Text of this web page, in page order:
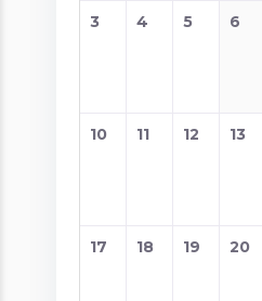
3 4 5 6
10 11 12 13
17 18 19 20